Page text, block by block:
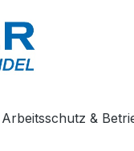
Arbeitsschutz &